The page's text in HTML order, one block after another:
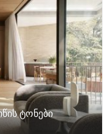
ტონები